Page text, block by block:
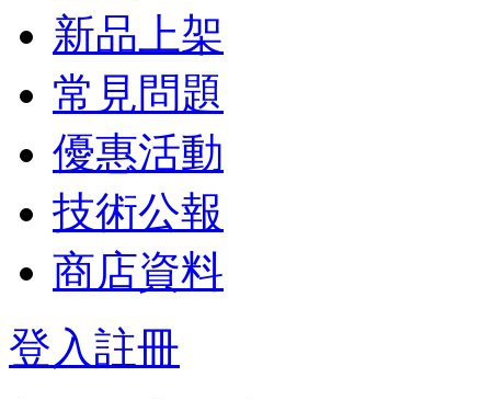
新品上架
常見問題
優惠活動
技術公報
商店資料
登入註冊